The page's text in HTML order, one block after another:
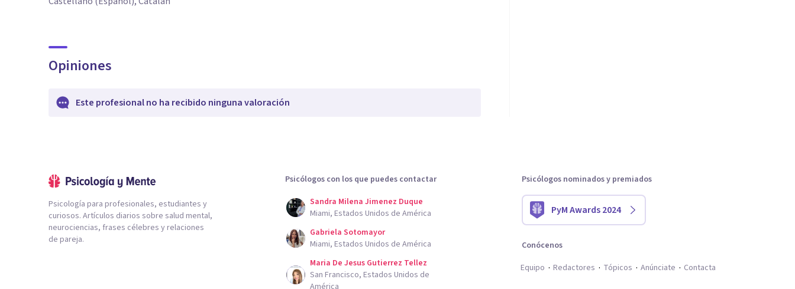
Opiniones
Este profesional no ha recibido ninguna valoración
Psicología para profesionales, estudiantes y
curiosos. Artículos diarios sobre salud mental,
neurociencias, frases célebres y relaciones
de pareja.
Psicólogos con los que puedes contactar
Sandra Milena Jimenez Duque
Miami, Estados Unidos de América
Gabriela Sotomayor
Miami, Estados Unidos de América
Maria De Jesus Gutierrez Tellez
San Francisco, Estados Unidos de
América
Psicólogos nominados y premiados
PyM Awards 2024
Conócenos
Equipo
Redactores Tópicos Anúnciate Contacta